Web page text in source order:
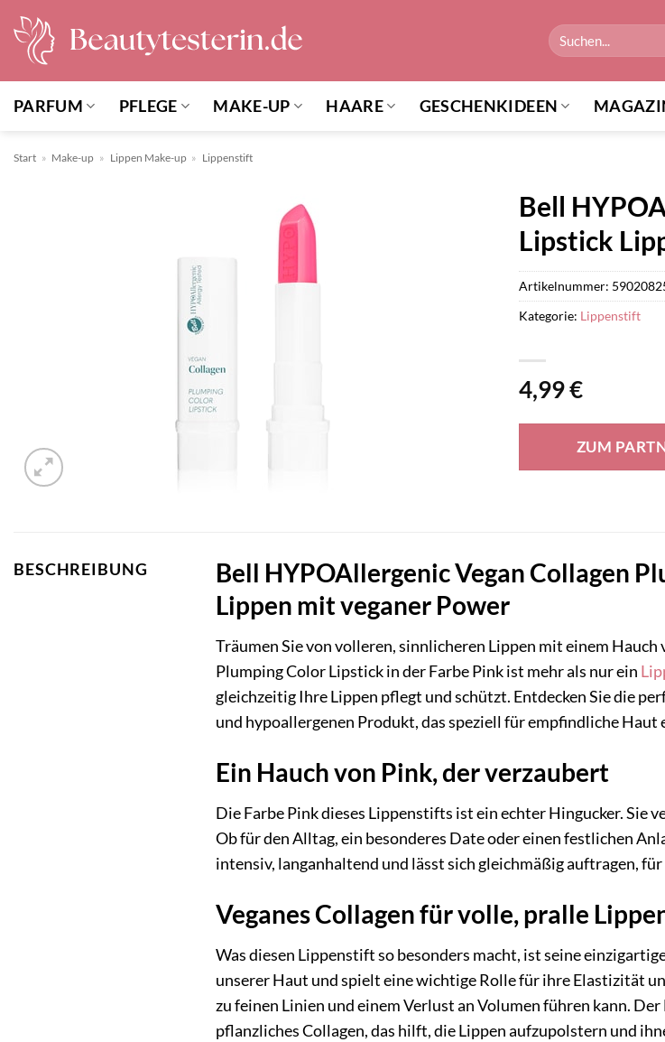
Inhalt
springen
Suchen
nach:
PARFUM PFLEGE MAKE-UP HAARE GESCHENKIDEEN
Start » Make-up » Lippen Make-up » Lippenstift
Bell
Lipstick
4,99€
ZUM
Artikelnummer:
Kategorie: Lippenstift
BESCHREIBUNG
Bell HYPOAllergenic Vegan Collagen
Lippen mit veganer Power
Träumen Sie von volleren, sinnlicheren Lippen mit einem
Plumping Color Lipstick in der Farbe Pink ist mehr als nur ein
gleichzeitig Ihre Lippen pflegt und schützt. Entdecken Sie die
und hypoallergenen Produkt, das speziell für empfindliche
Ein Hauch von Pink, der verzaubert
Die Farbe Pink dieses Lippenstifts ist ein echter Hingucker. Sie
Ob für den Alltag, ein besonderes Date oder einen festlichen
intensiv, langanhaltend und lässt sich gleichmäßig auftragen, für
Veganes Collagen für volle, pralle
Was diesen Lippenstift so besonders macht, ist seine
unserer Haut und spielt eine wichtige Rolle für ihre Elastizität
zu feinen Linien und einem Verlust an Volumen führen kann.
pflanzliches Collagen, das hilft, die Lippen aufzupolstern und